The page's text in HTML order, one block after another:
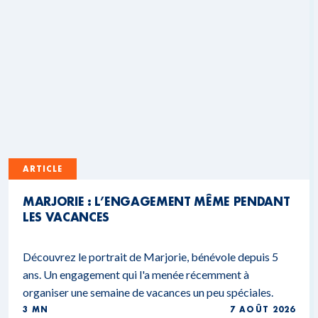
ARTICLE
MARJORIE : L’ENGAGEMENT MÊME PENDANT
LES VACANCES
Découvrez le portrait de Marjorie, bénévole depuis 5
ans. Un engagement qui l'a menée récemment à
organiser une semaine de vacances un peu spéciales.
3 MN 7 AOÛT 2026